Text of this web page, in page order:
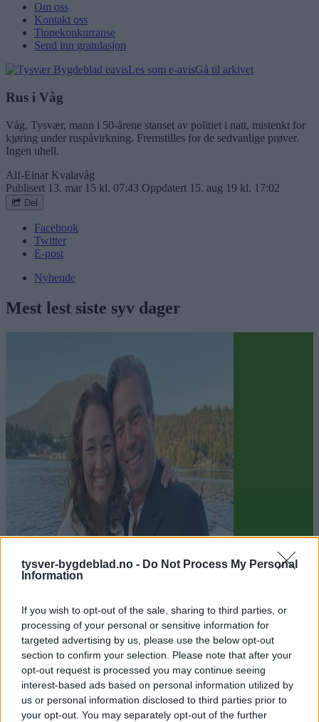
tysver-bygdeblad.no - Do Not Process My Personal
Information
If you wish to opt-out of the sale, sharing to third parties, or
processing of your personal or sensitive information for
targeted advertising by us, please use the below opt-out
section to confirm your selection. Please note that after your
opt-out request is processed you may continue seeing
interest-based ads based on personal information utilized by
us or personal information disclosed to third parties prior to
your opt-out. You may separately opt-out of the further
Om oss
Kontakt oss
Tippekonkurranse
Send inn gratulasjon
Les som e-avisGå til arkivet
Rus i Våg
Våg, Tysvær, mann i 50-årene stanset av politiet i natt, mistenkt for
kjøring under ruspåvirkning. Fremstilles for de sedvanlige prøver.
Ingen uhell.
Alf-Einar Kvalavåg
Publisert 13. mar 15 kl. 07:43 Oppdatert 15. aug 19 kl. 17:02
Del
Facebook
Twitter
E-post
Nyhende
Mest lest siste syv dager
– Finner roen på hytta
Abonnement